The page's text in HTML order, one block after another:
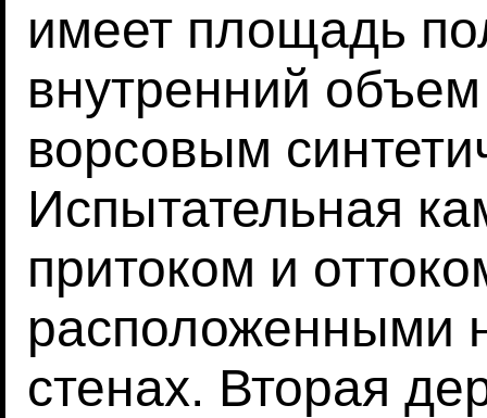
имеет площадь
внутренний
ворсовым
Испытательная
притоком и
расположенными
стенах. Вторая